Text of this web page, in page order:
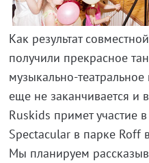
Как результат
получили прекрасное
музыкально-театральное
еще не заканчивается и
Ruskids примет участие
Spectacular в парке Roff
Мы планируем